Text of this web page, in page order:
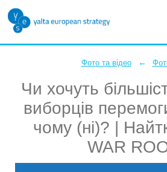
Фото та відео ←
Чи хочуть
виборців
чому (ні)? |
WAR